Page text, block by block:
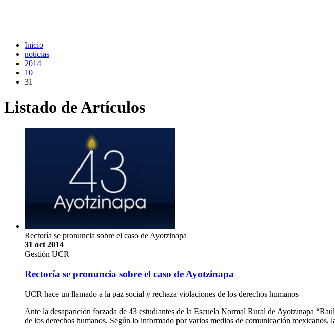
Inicio
noticias
2014
10
31
Listado de Artículos
Rectoría se pronuncia sobre el caso de Ayotzinapa
31 oct 2014
Gestión UCR
Rectoría se pronuncia sobre el caso de Ayotzinapa
UCR hace un llamado a la paz social y rechaza violaciones de los derechos humanos
Ante la desaparición forzada de 43 estudiantes de la Escuela Normal Rural de Ayotzinapa
de los derechos humanos. Según lo informado por varios medios de comunicación mexicanos,